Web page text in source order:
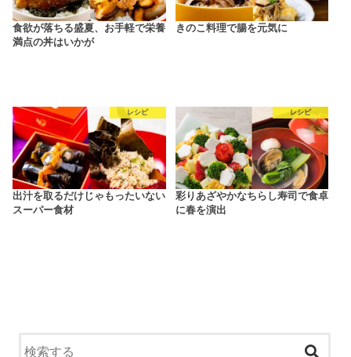
食欲が落ちる盛夏、お手軽で栄養
満点の丼はいかが
きのこ料理で腸を元気に
レシピ
出汁を取るだけじゃもったいない
スーパー食材
レシピ
彩りあざやかなちらし寿司で食卓
に春を演出